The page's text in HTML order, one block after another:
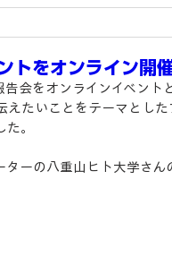
トをオンライン開
会をオンラインイベント
えたいことをテーマとし
。
ーの八重山ヒト大学さん